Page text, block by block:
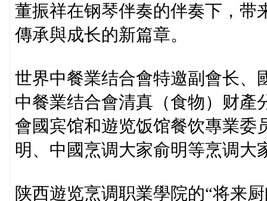
董振祥在钢琴伴奏的伴奏下，带
傳承與成长的新篇章。
世界中餐業结合會特邀副會长、
中餐業结合會清真（食物）财產
會國宾馆和遊览饭馆餐饮專業委
明、中國烹调大家俞明等烹调大
陕西遊览烹调职業學院的“将来